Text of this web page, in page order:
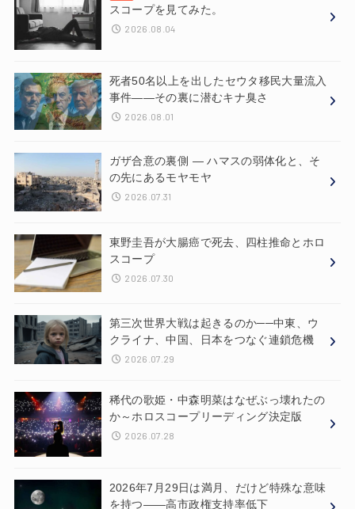
スコープを見てみた。
2026.08.04
死者50名以上を出したセウタ移民大量流入
事件——その裏に潜むキナ臭さ
2026.08.01
ガザ合意の裏側 ― ハマスの弱体化と、そ
の先にあるモヤモヤ
2026.07.31
東野圭吾が大腸癌で死去、四柱推命とホロ
スコープ
2026.07.30
第三次世界大戦は起きるのか──中東、ウ
クライナ、中国、日本をつなぐ連鎖危機
2026.07.29
稀代の歌姫・中森明菜はなぜぶっ壊れたの
か～ホロスコープリーディング決定版
2026.07.28
2026年7月29日は満月、だけど特殊な意味
を持つ——高市政権支持率低下